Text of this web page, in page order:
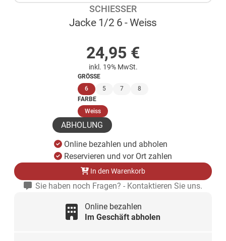
SCHIESSER
Jacke 1/2 6 - Weiss
24,95 €
inkl. 19% MwSt.
GRÖSSE
6(ausgewählt)
5 7
8
FARBE
Weiss(ausgewählt)
ABHOLUNG
Online bezahlen und abholen
Reservieren und vor Ort zahlen
In den Warenkorb
Sie haben noch Fragen? - Kontaktieren Sie uns.
Online bezahlen
Im Geschäft abholen